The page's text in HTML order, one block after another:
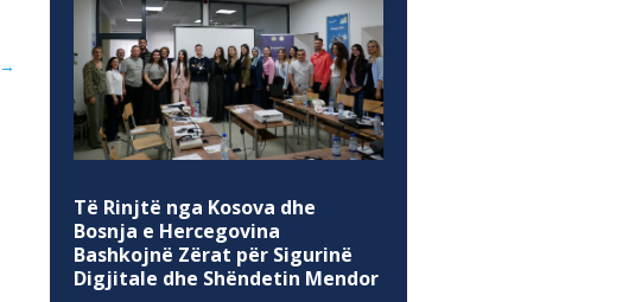
→
Të Rinjtë nga Kosova dhe
Bosnja e Hercegovina
Bashkojnë Zërat për Sigurinë
Digjitale dhe Shëndetin Mendor